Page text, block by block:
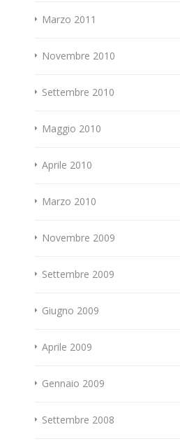
Marzo 2011
Novembre 2010
Settembre 2010
Maggio 2010
Aprile 2010
Marzo 2010
Novembre 2009
Settembre 2009
Giugno 2009
Aprile 2009
Gennaio 2009
Settembre 2008